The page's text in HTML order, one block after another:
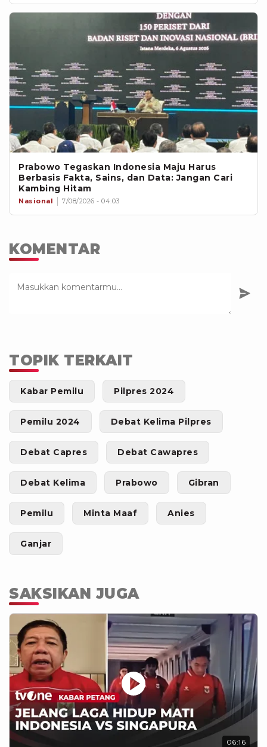
Prabowo Tegaskan Indonesia Maju Harus
Berbasis Fakta, Sains, dan Data: Jangan Cari
Kambing Hitam
Nasional 7/08/2026 - 04:03
KOMENTAR
TOPIK TERKAIT
Kabar Pemilu Pilpres 2024
Pemilu 2024 Debat Kelima Pilpres
Debat Capres Debat Cawapres
Debat Kelima Prabowo Gibran
Pemilu Minta Maaf Anies
Ganjar
SAKSIKAN JUGA
06:16